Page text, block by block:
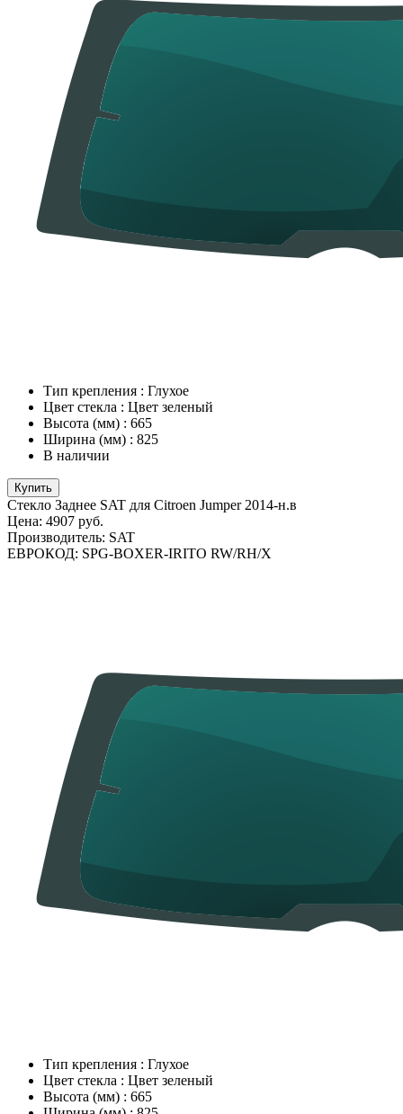
Тип крепления : Глухое
Цвет стекла : Цвет зеленый
Высота (мм) : 665
Ширина (мм) : 825
В наличии
Купить
Стекло Заднее SAT для Citroen Jumper 2014-н.в
Цена: 4907 руб.
Производитель: SAT
ЕВРОКОД: SPG-BOXER-IRITO RW/RH/X
Тип крепления : Глухое
Цвет стекла : Цвет зеленый
Высота (мм) : 665